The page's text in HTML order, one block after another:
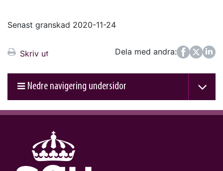
Senast granskad 2020-11-24
Skriv ut Dela med andra:
FacebookTwitter
LinkedIn
Nedre navigering undersidor